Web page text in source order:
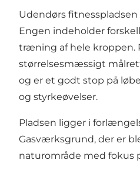
Udendørs fitnesspladsen
Engen indeholder
træning af hele kroppen.
størrelsesmæssigt
og er et godt stop på
og styrkeøvelser.
Pladsen ligger i
Gasværksgrund, der er
naturområde med fokus